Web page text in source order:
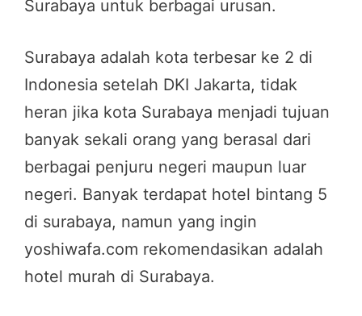
Surabaya untuk berbagai urusan.
Surabaya adalah kota terbesar ke 2 di
Indonesia setelah DKI Jakarta, tidak
heran jika kota Surabaya menjadi tujuan
banyak sekali orang yang berasal dari
berbagai penjuru negeri maupun luar
negeri. Banyak terdapat hotel bintang 5
di surabaya, namun yang ingin
yoshiwafa.com rekomendasikan adalah
hotel murah di Surabaya.